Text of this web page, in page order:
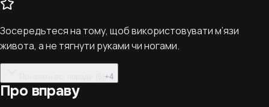
Зосередьтеся на тому, щоб використовувати м’язи
живота, а не тягнути руками чи ногами.
+4
Про вправу